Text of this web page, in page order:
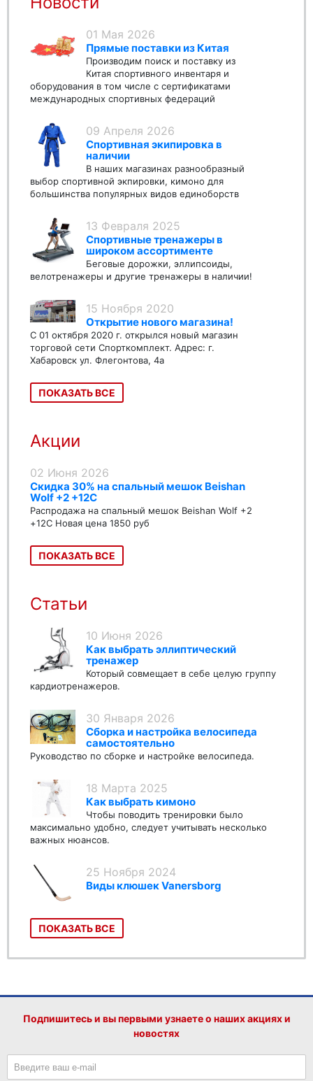
01 Мая 2026
Прямые поставки из Китая
Производим поиск и поставку из
Китая спортивного инвентаря и
оборудования в том числе с сертификатами
международных спортивных федераций
09 Апреля 2026
Спортивная экипировка в
наличии
В наших магазинах разнообразный
выбор спортивной экпировки, кимоно для
большинства популярных видов единоборств
13 Февраля 2025
Спортивные тренажеры в
широком ассортименте
Беговые дорожки, эллипсоиды,
велотренажеры и другие тренажеры в наличии!
15 Ноября 2020
Открытие нового магазина!
С 01 октября 2020 г. открылся новый магазин
торговой сети Спорткомплект. Адрес: г.
Хабаровск ул. Флегонтова, 4а
ПОКАЗАТЬ ВСЕ
Акции
02 Июня 2026
Скидка 30% на спальный мешок Beishan
Wolf +2 +12C
Распродажа на спальный мешок Beishan Wolf +2
+12C Новая цена 1850 руб
ПОКАЗАТЬ ВСЕ
Статьи
10 Июня 2026
Как выбрать эллиптический
тренажер
Который совмещает в себе целую группу
кардиотренажеров.
30 Января 2026
Сборка и настройка велосипеда
самостоятельно
Руководство по сборке и настройке велосипеда.
18 Марта 2025
Как выбрать кимоно
Чтобы поводить тренировки было
максимально удобно, следует учитывать несколько
важных нюансов.
25 Ноября 2024
Виды клюшек Vanersborg
ПОКАЗАТЬ ВСЕ
Подпишитесь и вы первыми узнаете о наших акциях и
новостях